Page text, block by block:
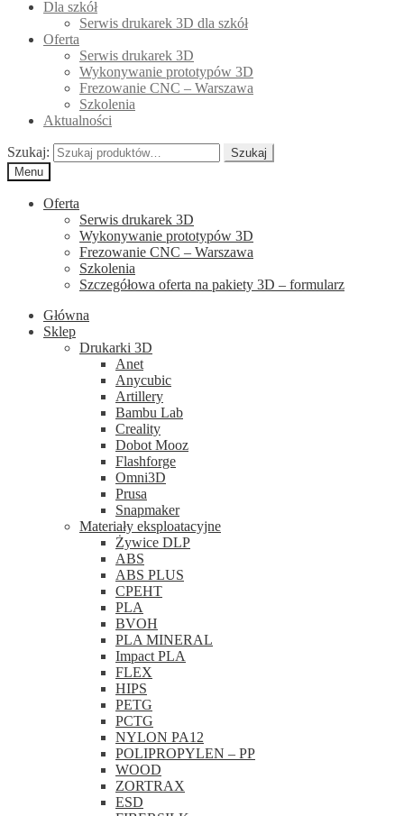
Dla szkół
Serwis drukarek 3D dla szkół
Oferta
Serwis drukarek 3D
Wykonywanie prototypów 3D
Frezowanie CNC – Warszawa
Szkolenia
Aktualności
Szukaj:
Szukaj
Menu
Oferta
Serwis drukarek 3D
Wykonywanie prototypów 3D
Frezowanie CNC – Warszawa
Szkolenia
Szczegółowa oferta na pakiety 3D – formularz
Główna
Sklep
Drukarki 3D
Anet
Anycubic
Artillery
Bambu Lab
Creality
Dobot Mooz
Flashforge
Omni3D
Prusa
Snapmaker
Materiały eksploatacyjne
Żywice DLP
ABS
ABS PLUS
CPEHT
PLA
BVOH
PLA MINERAL
Impact PLA
FLEX
HIPS
PETG
PCTG
NYLON PA12
POLIPROPYLEN – PP
WOOD
ZORTRAX
ESD